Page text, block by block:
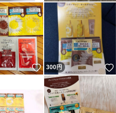
いいね！
300円